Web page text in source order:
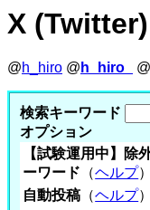
X
@h_hiro @ h_hiro_ @
検索キーワード
オプション
【試験運用中】除
ーワード （ヘルプ）
自動投稿 （ヘルプ）